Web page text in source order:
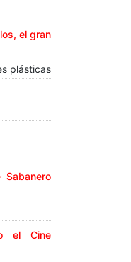
el gran
plásticas
Sabanero
el Cine